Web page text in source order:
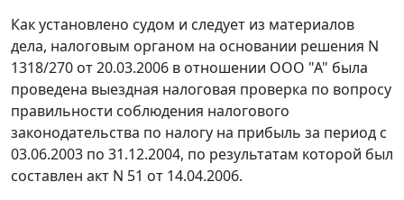
Как установлено судом и следует из материалов
дела, налоговым органом на основании решения N
1318/270 от 20.03.2006 в отношении ООО "А" была
проведена выездная налоговая проверка по вопросу
правильности соблюдения налогового
законодательства по налогу на прибыль за период с
03.06.2003 по 31.12.2004, по результатам которой был
составлен акт N 51 от 14.04.2006.